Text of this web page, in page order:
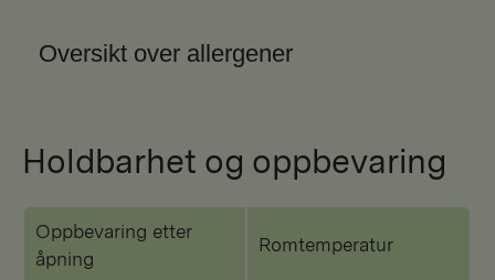
Oversikt over allergener
Holdbarhet og oppbevaring
Oppbevaring etter
åpning
Romtemperatur